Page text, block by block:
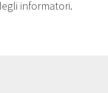
informatori.